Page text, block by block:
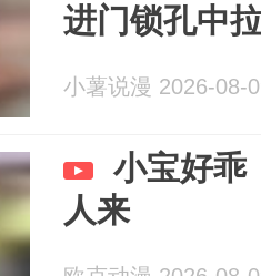
进门锁孔中
小薯说漫 2026-08-
小宝好乖
人来